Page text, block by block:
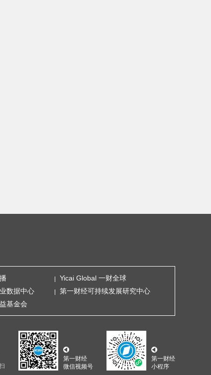
Yicai Global 一财全球
数据中心
第一财经可持续发展研究中心
基金会
第一财经
微信视频号
第一财经
小程序